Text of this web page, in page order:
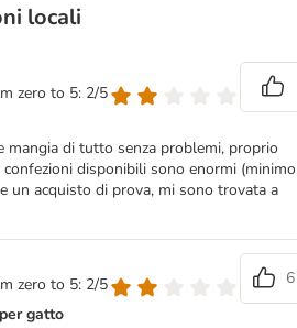
locali
zero to 5: 2/5
mangia di tutto senza problemi, proprio
disponibili sono enormi (minimo
un acquisto di prova, mi sono trovata a
zero to 5: 2/5
6
gatto